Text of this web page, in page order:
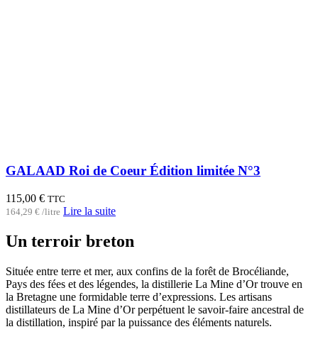
GALAAD Roi de Coeur Édition limitée N°3
115,00 € TTC
164,29 € /litre Lire la suite
Un terroir breton
Située entre terre et mer, aux confins de la forêt de Brocéliande,
Pays des fées et des légendes, la distillerie La Mine d’Or trouve en
la Bretagne une formidable terre d’expressions. Les artisans
distillateurs de La Mine d’Or perpétuent le savoir-faire ancestral de
la distillation, inspiré par la puissance des éléments naturels.